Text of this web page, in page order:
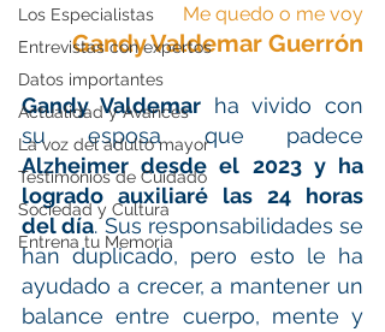
Los Especialistas
Entrevistas con expertos
Datos importantes
Actualidad y Avances
La voz del adulto mayor
Testimonios de Cuidado
Sociedad y Cultura
Entrena tu Memoria
Me quedo o me voy
Gandy Valdemar Guerrón
Gandy Valdemar ha vivido con
Alzheimer desde el 2023 y ha
logrado auxiliaré las 24 horas
del día. Sus responsabilidades se
han duplicado, pero esto le ha
ayudado a crecer, a mantener un
balance entre cuerpo, mente y